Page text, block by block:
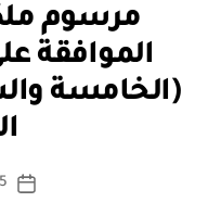
التصنيفات
الموافقة
(الخامسة
15